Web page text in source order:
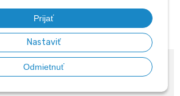
Prijať
Nastaviť
Odmietnuť
NextShop&e-shop Pohoda Connector NextCom